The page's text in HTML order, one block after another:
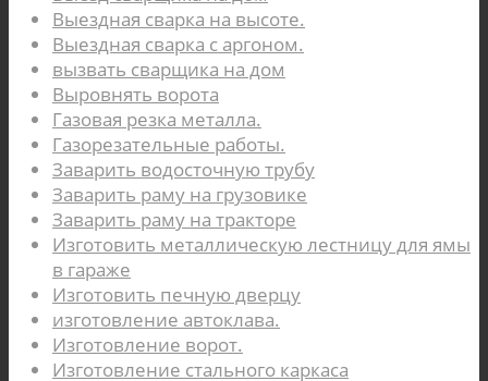
Выездная сварка на высоте.
Выездная сварка с аргоном.
вызвать сварщика на дом
Выровнять ворота
Газовая резка металла.
Газорезательные работы.
Заварить водосточную трубу
Заварить раму на грузовике
Заварить раму на тракторе
Изготовить металлическую лестницу для ямы
в гараже
Изготовить печную дверцу
изготовление автоклава.
Изготовление ворот.
Изготовление стального каркаса